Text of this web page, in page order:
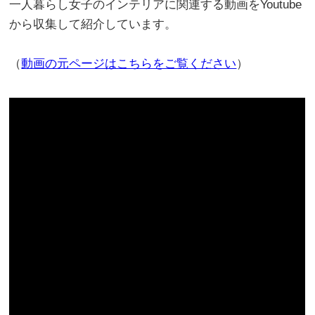
一人暮らし女子のインテリアに関連する動画をYoutube
から収集して紹介しています。
（動画の元ページはこちらをご覧ください）